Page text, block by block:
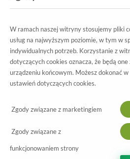
Damskie
Półbuty
Wszystkie
1-28343-28 003
W ramach naszej witryny stosujemy pliki
usług na najwyższym poziomie, w tym w
indywidualnych potrzeb. Korzystanie z
dotyczących cookies oznacza, że będą
urządzeniu końcowym. Możesz dokonać
ustawień dotyczących cookies.
Zgody związane z marketingiem
Zgody związane z
funkcjonowaniem strony